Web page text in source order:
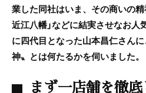
業した同社はいま、その商いの
近江八幡」などに結実させなお
に四代目となった山本昌仁さん
神〟とは何たるかを伺いました。
まず一店舗を徹